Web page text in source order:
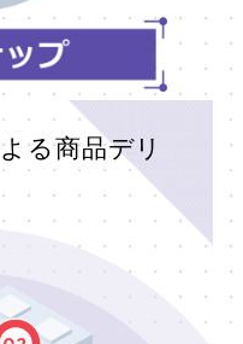
る商品デリ